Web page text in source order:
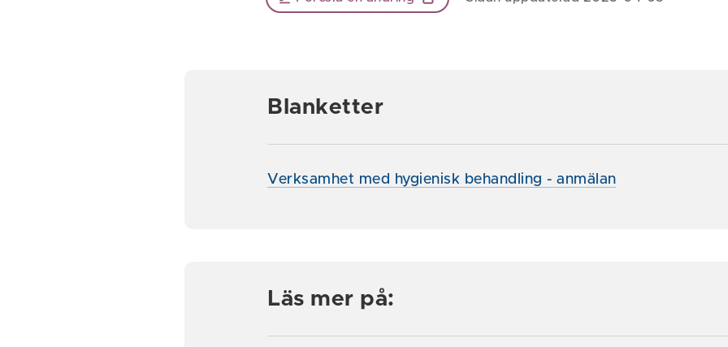
Blanketter
Verksamhet med hygienisk behandling - anmälan
Läs mer på: